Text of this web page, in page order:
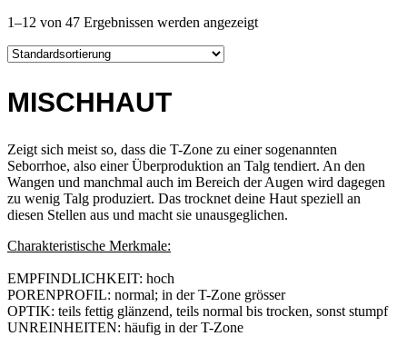
1–12 von 47 Ergebnissen werden angezeigt
MISCHHAUT
Zeigt sich meist so, dass die T-Zone zu einer sogenannten
Seborrhoe, also einer Überproduktion an Talg tendiert. An den
Wangen und manchmal auch im Bereich der Augen wird dagegen
zu wenig Talg produziert. Das trocknet deine Haut speziell an
diesen Stellen aus und macht sie unausgeglichen.
Charakteristische Merkmale:
EMPFIND­LICHKEIT: hoch
POREN­PROFIL: normal; in der T-Zone grösser
OPTIK: teils fettig glänzend, teils normal bis trocken, sonst stumpf
UNREIN­HEITEN: häufig in der T-Zone